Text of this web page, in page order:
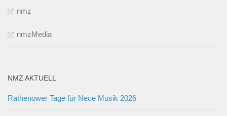
nmz
nmzMedia
NMZ AKTUELL
Rathenower Tage für Neue Musik 2026